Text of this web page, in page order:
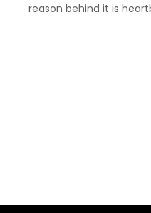
reason behind it is